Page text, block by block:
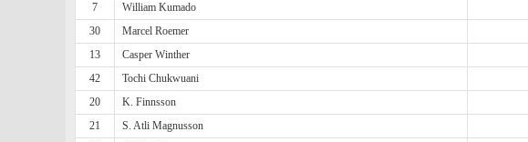
7
William Kumado
30
Marcel Roemer
13
Casper Winther
42
Tochi Chukwuani
20
K. Finnsson
21
S. Atli Magnusson